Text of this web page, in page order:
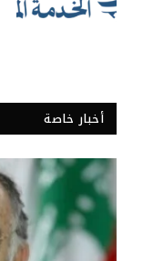
أخبار خاصة